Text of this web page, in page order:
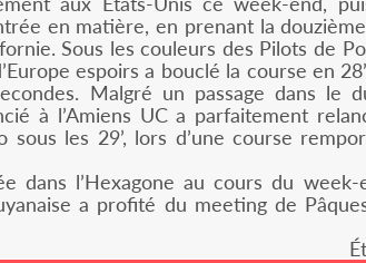
en matière, en prenant la
Sous les couleurs des Pilots de
espoirs a bouclé la course en
Malgré un passage dans le
à l’Amiens UC a parfaitement
les 29’, lors d’une course
dans l’Hexagone au cours du
a profité du meeting de